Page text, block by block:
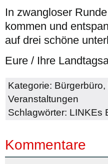
In zwangloser
kommen und
auf drei schöne
Eure / Ihre
Kategorie: Bürgerbüro,
Veranstaltungen
Schlagwörter: LINKEs
Kommentare